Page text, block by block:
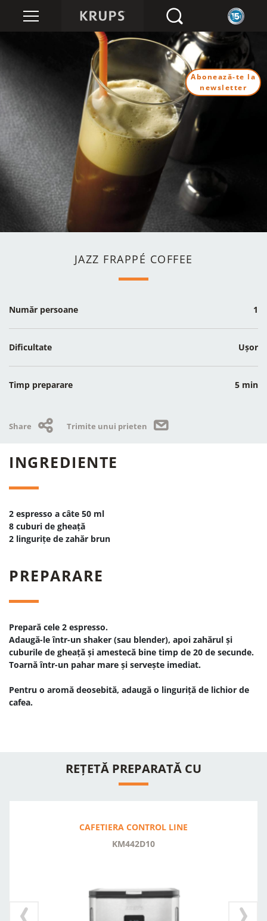
JAZZ FRAPPÉ COFFEE
Număr persoane 1
Dificultate Ușor
Timp preparare 5 min
Share Trimite unui prieten
INGREDIENTE
2 espresso a câte 50 ml
8 cuburi de gheață
2 lingurițe de zahăr brun
PREPARARE
Prepară cele 2 espresso.
Adaugă-le într-un shaker (sau blender), apoi zahărul și
cuburile de gheață și amestecă bine timp de 20 de secunde.
Toarnă într-un pahar mare și servește imediat.
Pentru o aromă deosebită, adaugă o linguriță de lichior de
cafea.
REȚETĂ PREPARATĂ CU
CAFETIERA CONTROL LINE
KM442D10
Abonează-te la
newsletter